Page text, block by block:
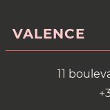
VALENCE
11